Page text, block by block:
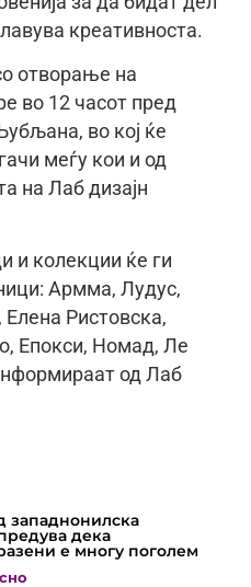
креативноста.
отворање на
во 12 часот пред
во кој ќе
меѓу кои и од
на Лаб дизајн
и колекции ќе ги
Армма, Лудус,
Ристовска,
Епокси, Номад, Ле
од Лаб
западнонилска
дека
е многу поголем